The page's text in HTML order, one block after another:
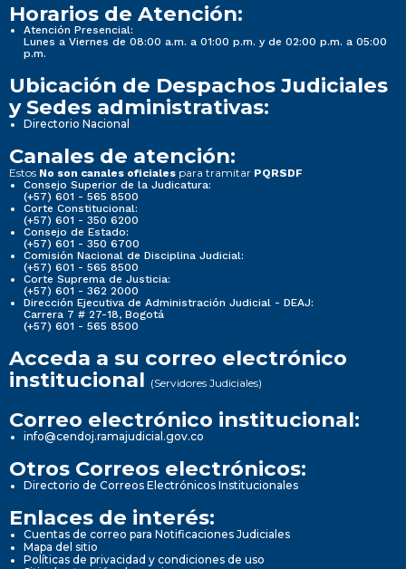
Horarios de Atención:
Atención Presencial:
Lunes a Viernes de 08:00 a.m. a 01:00 p.m. y de 02:00 p.m. a 05:00
p.m.
Ubicación de Despachos Judiciales
y Sedes administrativas:
Directorio Nacional
Canales de atención:
Estos No son canales oficiales para tramitar PQRSDF
Consejo Superior de la Judicatura:
(+57) 601 - 565 8500
Corte Constitucional:
(+57) 601 - 350 6200
Consejo de Estado:
(+57) 601 - 350 6700
Comisión Nacional de Disciplina Judicial:
(+57) 601 - 565 8500
Corte Suprema de Justicia:
(+57) 601 - 362 2000
Dirección Ejecutiva de Administración Judicial - DEAJ:
Carrera 7 # 27-18, Bogotá
(+57) 601 - 565 8500
Acceda a su correo electrónico
institucional (Servidores Judiciales)
Correo electrónico institucional:
info@cendoj.ramajudicial.gov.co
Otros Correos electrónicos:
Directorio de Correos Electrónicos Institucionales
Enlaces de interés:
Cuentas de correo para Notificaciones Judiciales
Mapa del sitio
Políticas de privacidad y condiciones de uso